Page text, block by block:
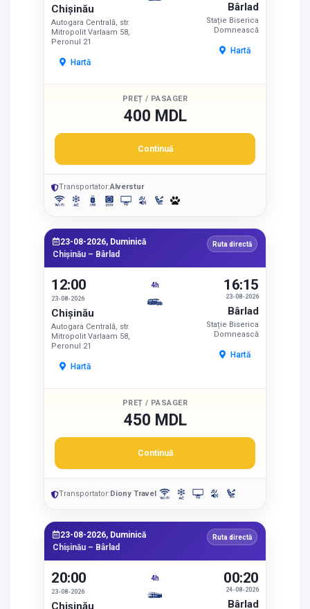
Chișinău
Autogara Centrală, str.
Mitropolit Varlaam 58,
Peronul 21
Hartă
Bârlad
Stație Biserica
Domnească
Hartă
PREȚ / PASAGER
400 MDL
Continuă
Transportator:Alverstur
23-08-2026, Duminică
Chișinău – Bârlad
Ruta directă
12:00
23-08-2026
Chișinău
Autogara Centrală, str.
Mitropolit Varlaam 58,
Peronul 21
Hartă
4h
23-08-2026
16:15
Bârlad
Stație Biserica
Domnească
Hartă
PREȚ / PASAGER
450 MDL
Continuă
Transportator:Diony Travel
23-08-2026, Duminică
Chișinău – Bârlad
Ruta directă
20:00
23-08-2026
Chișinău
4h
24-08-2026
00:20
Bârlad